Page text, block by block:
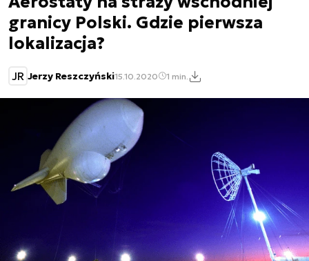
granicy Polski. Gdzie pierwsza
lokalizacja?
JR Jerzy Reszczyński15.10.2020 1 min.